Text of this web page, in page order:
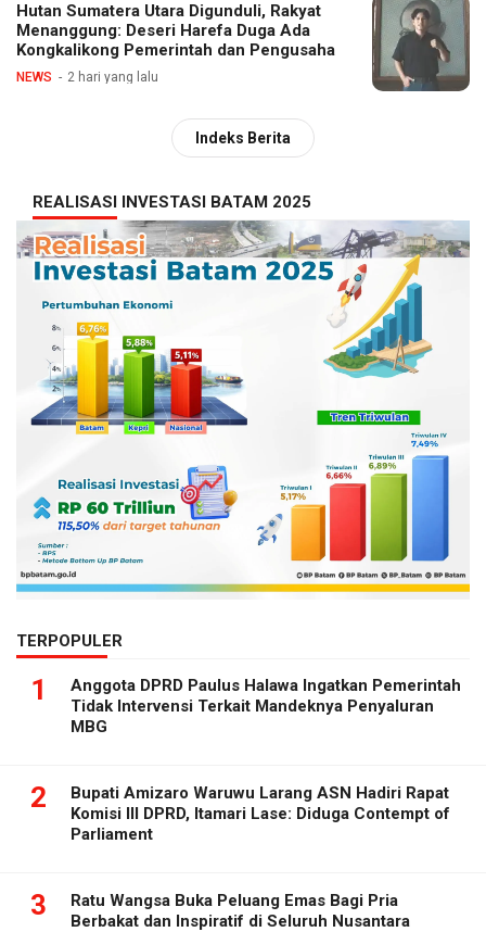
Hutan Sumatera Utara Digunduli, Rakyat
Menanggung: Deseri Harefa Duga Ada
Kongkalikong Pemerintah dan Pengusaha
NEWS 2 hari yang lalu
Indeks Berita
REALISASI INVESTASI BATAM 2025
TERPOPULER
1
Anggota DPRD Paulus Halawa Ingatkan Pemerintah
Tidak Intervensi Terkait Mandeknya Penyaluran
MBG
2
Bupati Amizaro Waruwu Larang ASN Hadiri Rapat
Komisi III DPRD, Itamari Lase: Diduga Contempt of
Parliament
3
Ratu Wangsa Buka Peluang Emas Bagi Pria
Berbakat dan Inspiratif di Seluruh Nusantara